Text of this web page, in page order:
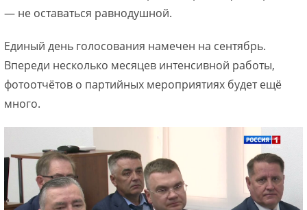
— не оставаться равнодушной.
Единый день голосования намечен на сентябрь.
Впереди несколько месяцев интенсивной работы,
фотоотчётов о партийных мероприятиях будет ещё
много.